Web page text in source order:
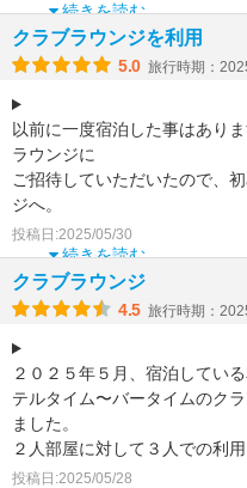
続きを読む
クラブラウンジを利用
5.0 旅行時期：
以前に一度宿泊した事はあり
ラウンジに
ご招待していただいたので、
ジへ。
天井が高く広いラウンジは居心
ただもう少し席と席の間が開
続きを読む
投稿日:2025/05/30
クラブラウンジ
4.5 旅行時期：
２０２５年５月、宿泊してい
テルタイム〜バータイムのク
ました。
２人部屋に対して３人での利
のビジター料金を３人で割って
投稿日:2025/05/28